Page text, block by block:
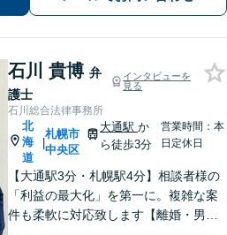
石川 貴博 弁
護士
インタビューを
見る
石川総合法律事務所
北
海
道
|
札幌市
中央区
大通駅 か
ら徒歩3分
営業時間：本
日定休日
【大通駅3分・札幌駅4分】相談者様の
「利益の最大化」を第一に。複雑な案
件も柔軟に対応致します【離婚・男女